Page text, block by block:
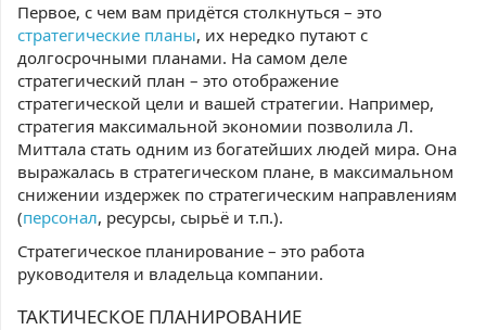
Первое, с чем вам придётся столкнуться – это
стратегические планы, их нередко путают с
долгосрочными планами. На самом деле
стратегический план – это отображение
стратегической цели и вашей стратегии. Например,
стратегия максимальной экономии позволила Л.
Миттала стать одним из богатейших людей мира. Она
выражалась в стратегическом плане, в максимальном
снижении издержек по стратегическим направлениям
(персонал, ресурсы, сырьё и т.п.).
Стратегическое планирование – это работа
руководителя и владельца компании.
ТАКТИЧЕСКОЕ ПЛАНИРОВАНИЕ